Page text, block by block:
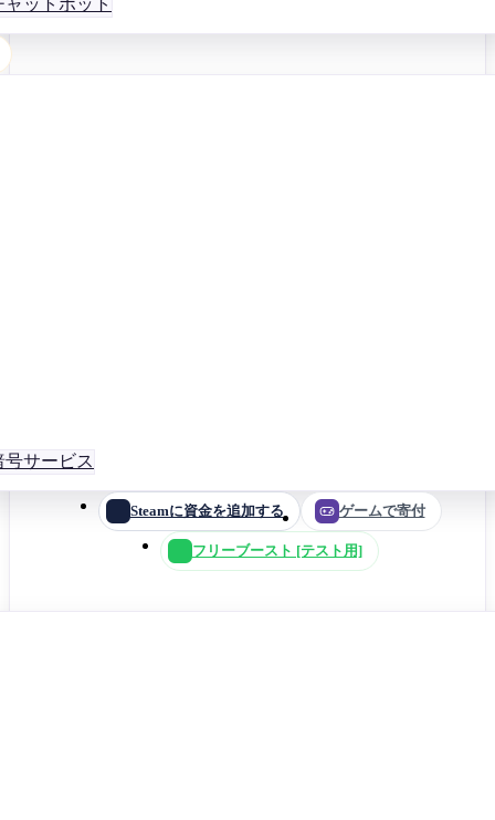
サービス
Steamに資金を追加する ゲームで寄付
フリーブースト [テスト用]